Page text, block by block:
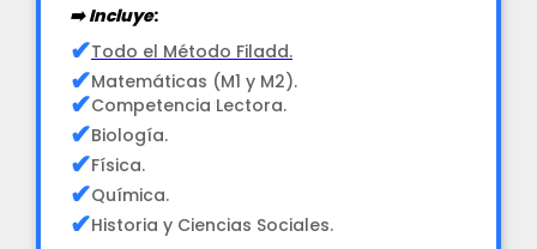
➡️ Incluye:
✔Todo el Método Filadd.
✔
✔
Matemáticas (M1 y M2).
Competencia Lectora.
✔Biología.
✔Física.
✔Química.
✔Historia y Ciencias Sociales.